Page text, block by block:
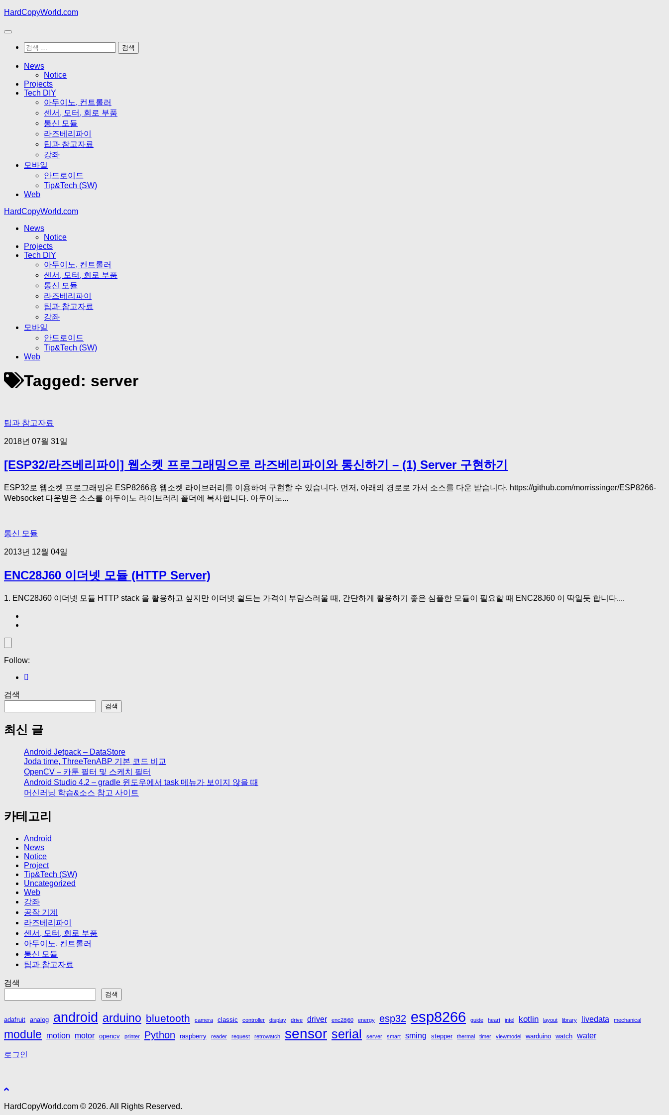
Skip
content
HardCopyWorld.com
검
News
Notice
Projects
Tech DIY
아두이노, 컨트롤러
센서, 모터, 회로 부품
통신 모듈
라즈베리파이
팁과 참고자료
강좌
모바일
안드로이드
Tip&Tech (SW)
Web
HardCopyWorld.com
News
Notice
Projects
Tech DIY
아두이노, 컨트롤러
센서, 모터, 회로 부품
통신 모듈
라즈베리파이
팁과 참고자료
강좌
모바일
안드로이드
Tip&Tech (SW)
Web
Tagged: server
팁과 참고자료
2018년 07월 31일
[ESP32/라즈베리파이] 웹소켓 프로그래밍으로 라즈베리파이와 통신하기 – (1) Server 구현하기
ESP32로 웹소켓 프로그래밍은 ESP8266용 웹소켓 라이브러리를 이용하여 구현할 수 있습니다. 먼저, 아래의 경로로 가서 소스를 다운 받습니다. https://github.com/morrissinger/ESP8266-
Websocket 다운받은 소스를 아두이노 라이브러리 폴더에 복사합니다. 아두이노...
통신 모듈
2013년 12월 04일
ENC28J60 이더넷 모듈 (HTTP Server)
1. ENC28J60 이더넷 모듈 HTTP stack 을 활용하고 싶지만 이더넷 쉴드는 가격이 부담스러울 때, 간단하게 활용하기 좋은 심플한 모듈이 필요할 때 ENC28J60 이 딱일듯 합니다....
Follow:
검색
검색
최신 글
Android Jetpack – DataStore
Joda time, ThreeTenABP 기본 코드 비교
OpenCV – 카툰 필터 및 스케치 필터
Android Studio 4.2 – gradle 윈도우에서 task 메뉴가 보이지 않을 때
머신러닝 학습&소스 참고 사이트
카테고리
Android
News
Notice
Project
Tip&Tech (SW)
Uncategorized
Web
강좌
공작 기계
라즈베리파이
센서, 모터, 회로 부품
아두이노, 컨트롤러
통신 모듈
팁과 참고자료
검색
검색
adafruit analog android arduino bluetooth camera classic controller display drive driver enc28j60 energy esp32 esp8266 guide heart intel kotlin layout library livedata mechanical
module motion motor opencv printer Python raspberry reader request retrowatch sensor serial server smart sming stepper thermal timer viewmodel warduino watch water
로그인
HardCopyWorld.com © 2026. All Rights Reserved.